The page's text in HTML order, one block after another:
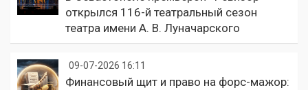
открылся 116-й театральный сезон
театра имени А. В. Луначарского
09-07-2026 16:11
Финансовый щит и право на форс-мажор: